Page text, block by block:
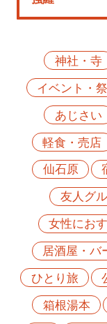
神社・寺
イベント・
あじさい
軽食・売店
仙石原
友人グ
女性にお
居酒屋・バ
ひとり旅
箱根湯本